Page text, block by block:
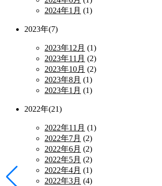
2024年1月 (1)
2023年(7)
2023年12月 (1)
2023年11月 (2)
2023年10月 (2)
2023年8月 (1)
2023年1月 (1)
2022年(21)
2022年11月 (1)
2022年7月 (2)
2022年6月 (2)
2022年5月 (2)
2022年4月 (1)
2022年3月 (4)